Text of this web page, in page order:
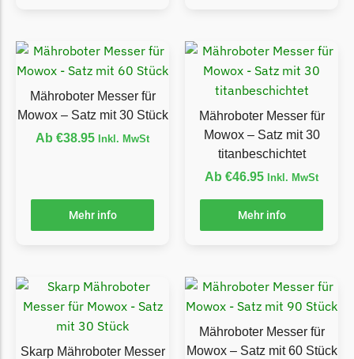
Greenworks
Begrenzungsdraht
Grouw
Honda
Honda Messer
Mähroboter Messer für
Mowox – Satz mit 30 Stück
Ab €38.95 Inkl. MwSt
Mehr info
Mähroboter Messer für
Mowox – Satz mit 30
titanbeschichtet
Ab €46.95 Inkl. MwSt
Mehr info
Skarp Mähroboter Messer
Mähroboter Messer für
Mowox – Satz mit 60 Stück